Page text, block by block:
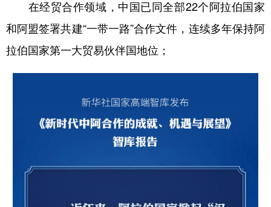
在经贸合作领域，中国已同全部22个阿拉伯国家
和阿盟签署共建“一带一路”合作文件，连续多年保持阿
拉伯国家第一大贸易伙伴国地位；